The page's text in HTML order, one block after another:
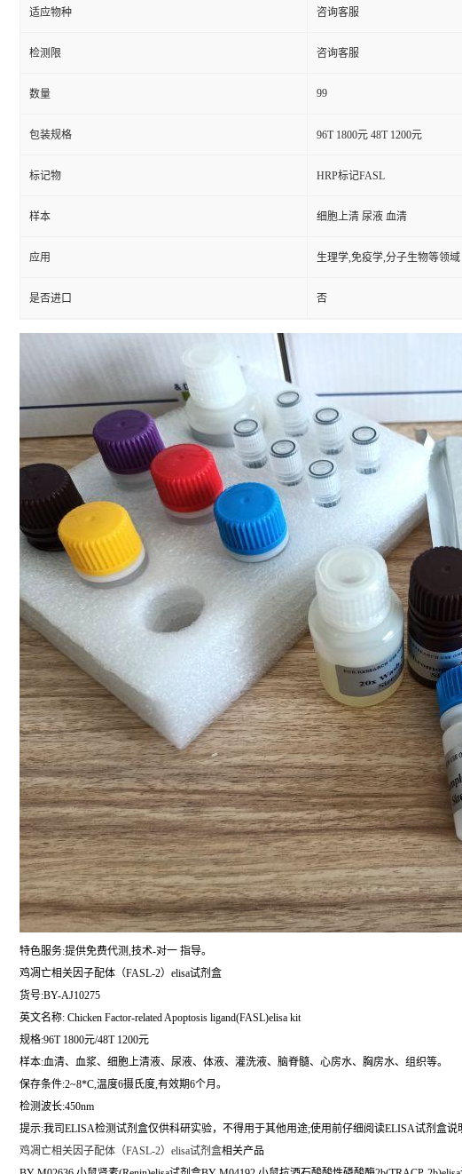
适应物种 咨询客服
检测限 咨询客服
数量 99
包装规格 96T 1800元 48T 1200元
标记物 HRP标记FASL
样本 细胞上清 尿液 血清
应用 生理学,免疫学,分子生物等领域
是否进口 否
特色服务:提供免费代测,技术-对一 指导。
鸡凋亡相关因子配体（FASL-2）elisa试剂盒
货号:BY-AJ10275
英文名称: Chicken Factor-related Apoptosis ligand(FASL)elisa kit
规格:96T 1800元/48T 1200元
样本:血清、血浆、细胞上清液、尿液、体液、灌洗液、脑脊髓、心房水、胸房水、组织等。
保存条件:2~8*C,温度6摄氏度,有效期6个月。
检测波长:450nm
提示:我司ELISA检测试剂盒仅供科研实验，不得用于其他用途;使用前仔细阅读ELISA试剂盒说
鸡凋亡相关因子配体（FASL-2）elisa试剂盒相关产品